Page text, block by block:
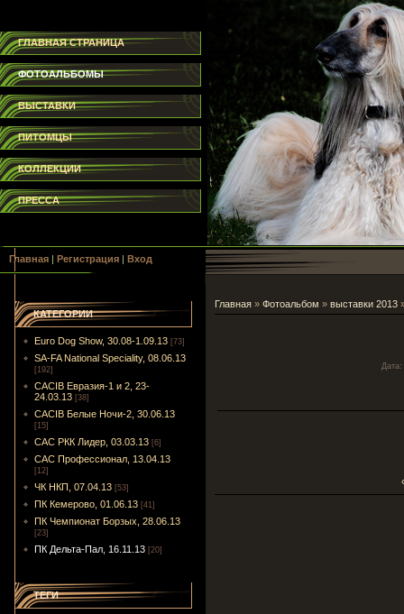
ГЛАВНАЯ СТРАНИЦА
ФОТОАЛЬБОМЫ
ВЫСТАВКИ
ПИТОМЦЫ
КОЛЛЕКЦИИ
ПРЕССА
Главная | Регистрация | Вход
КАТЕГОРИИ
Euro Dog Show, 30.08-1.09.13 [73]
SA-FA National Speciality, 08.06.13
[192]
CACIB Евразия-1 и 2, 23-
24.03.13 [38]
CACIB Белые Ночи-2, 30.06.13
[15]
САС РКК Лидер, 03.03.13 [6]
САС Профессионал, 13.04.13
[12]
ЧК НКП, 07.04.13 [53]
ПК Кемерово, 01.06.13 [41]
ПК Чемпионат Борзых, 28.06.13
[23]
ПК Дельта-Пал, 16.11.13 [20]
ТЕГИ
Главная » Фотоальбом » выставки 2013
Дата: